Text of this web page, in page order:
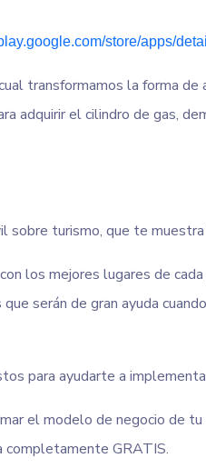
store/apps/
transformamos la forma
adquirir el cilindro de gas,
sobre turismo, que te
los mejores lugares de
serán de gran ayuda
para ayudarte a
el modelo de negocio de
completamente GRATIS.